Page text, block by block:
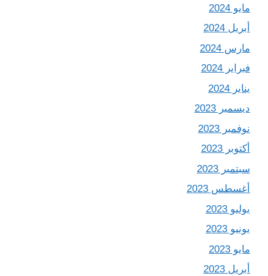
مايو 2024
أبريل 2024
مارس 2024
فبراير 2024
يناير 2024
ديسمبر 2023
نوفمبر 2023
أكتوبر 2023
سبتمبر 2023
أغسطس 2023
يوليو 2023
يونيو 2023
مايو 2023
أبريل 2023